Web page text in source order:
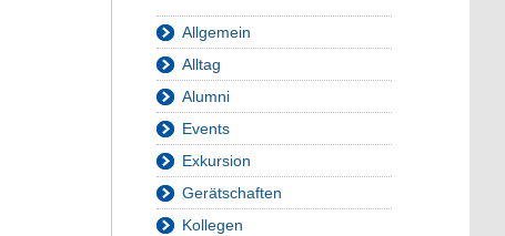
Allgemein
Alltag
Alumni
Events
Exkursion
Gerätschaften
Kollegen